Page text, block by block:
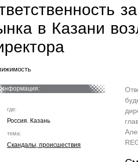
в Казани
информация:
где:
Россия. Казань
тема:
Скандалы, происшествия